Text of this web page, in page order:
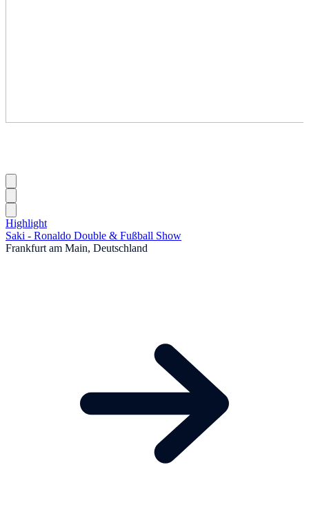
Highlight
Saki - Ronaldo Double & Fußball Show
Frankfurt am Main, Deutschland